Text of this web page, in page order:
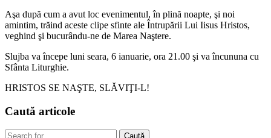
Aşa după cum a avut loc evenimentul, în plină noapte, şi noi
amintim, trăind aceste clipe sfinte ale Întrupării Lui Iisus Hristos,
veghind şi bucurându-ne de Marea Naştere.
Slujba va începe luni seara, 6 ianuarie, ora 21.00 şi va încununa cu
Sfânta Liturghie.
HRISTOS SE NAŞTE, SLĂVIŢI-L!
Caută articole
Caută